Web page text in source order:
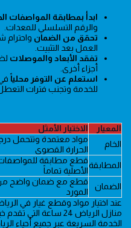
ابدأ بمطابقة المواصفات
والرقم التسلسلي للمعدات.
تحقق من الضمان واحترام
العمل بعد التثبيت.
تفقد الأبعاد والموصلات
أجزاء أخرى.
استعلم عن التوفر محلياً
للخدمة وتجنب فترات
المعيار الاختيار الأمثل
الخام
مواد معتمدة وتتحمل
الحرارة القصوى
المطابقةقطع مطابقة
الأصلية تماماً
الضمان
قطع مع ضمان واضح
المورد
عند اختيار مواد وقطع غيار في
منازل الرياض 24 ساعة